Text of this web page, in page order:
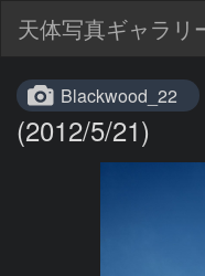
天体写真ギャラリ
Blackwood_22
(2012/5/21)